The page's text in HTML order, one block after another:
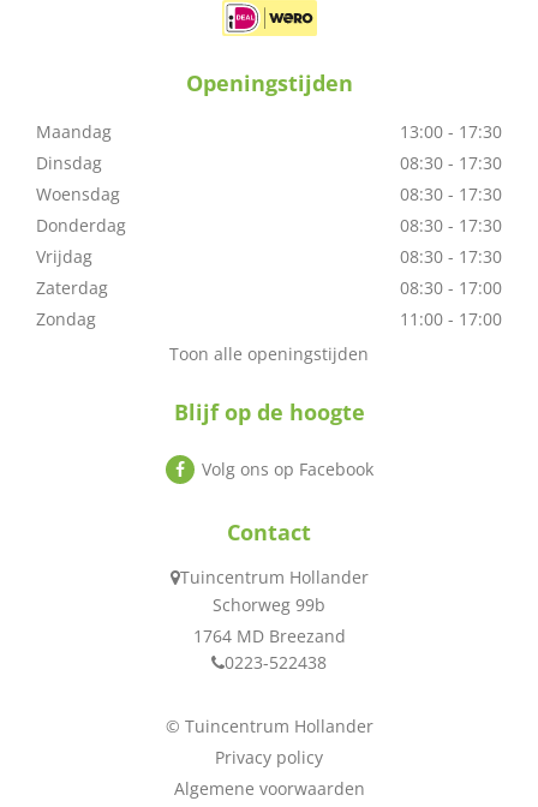
Openingstijden
Maandag
13:00 - 17:30
Dinsdag
08:30 - 17:30
Woensdag
08:30 - 17:30
Donderdag
08:30 - 17:30
Vrijdag
08:30 - 17:30
Zaterdag
08:30 - 17:00
Zondag
11:00 - 17:00
Toon alle openingstijden
Blijf op de hoogte
Volg ons op Facebook
Contact
Tuincentrum Hollander
Schorweg 99b
1764 MD Breezand
0223-522438
© Tuincentrum Hollander
Privacy policy
Algemene voorwaarden